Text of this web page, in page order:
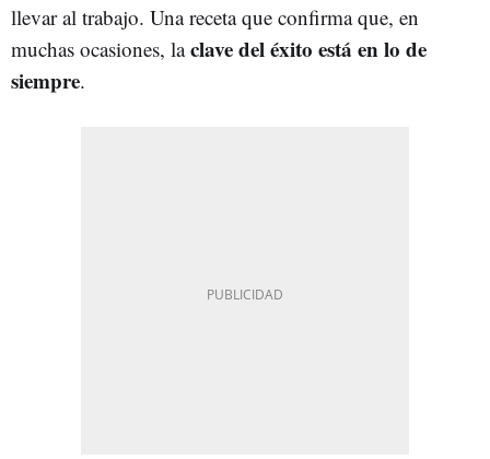
llevar al trabajo. Una receta que confirma que, en
muchas ocasiones, laclave del éxito está en lo de
siempre.